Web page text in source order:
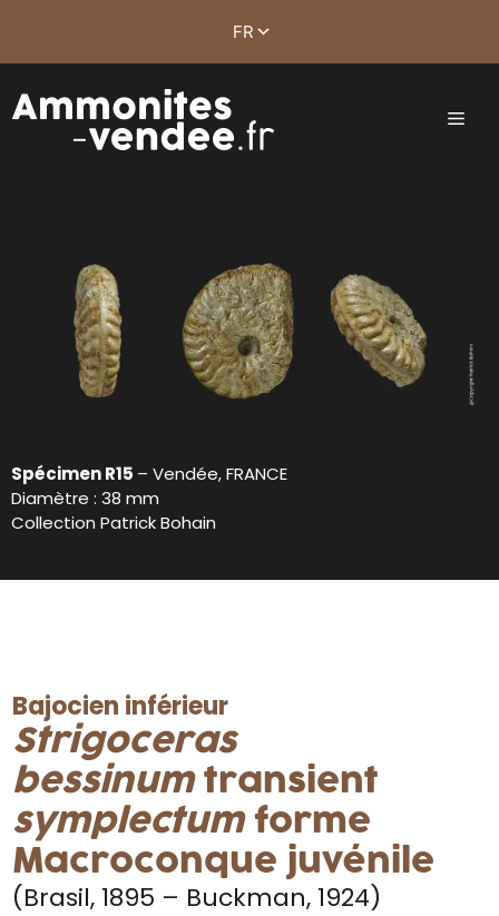
Spécimen R15 – Vendée, FRANCE
Diamètre : 38 mm
Collection Patrick Bohain
Bajocien inférieur
Strigoceras
bessinumtransient
symplectumforme
Macroconque juvénile
(Brasil, 1895 – Buckman, 1924)